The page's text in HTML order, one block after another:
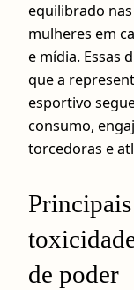
equilibrado
mulheres em
e mídia. Essas
que a
esportivo
consumo,
torcedoras e
de poder